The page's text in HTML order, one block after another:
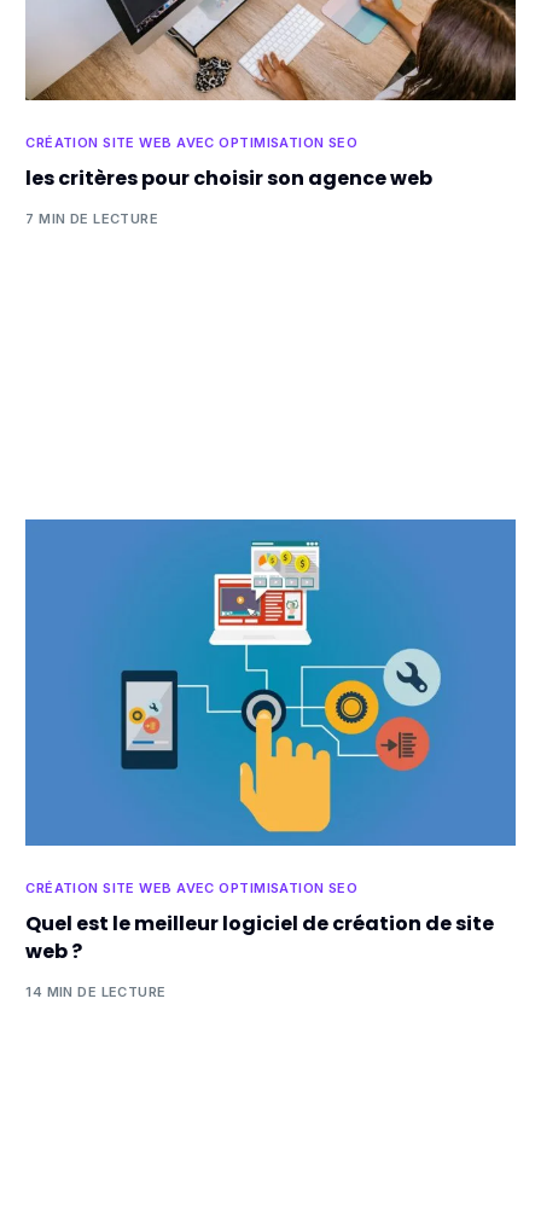
CRÉATION SITE WEB AVEC OPTIMISATION SEO
les critères pour choisir son agence web
7 MIN DE LECTURE
CRÉATION SITE WEB AVEC OPTIMISATION SEO
Quel est le meilleur logiciel de création de site
web ?
14 MIN DE LECTURE